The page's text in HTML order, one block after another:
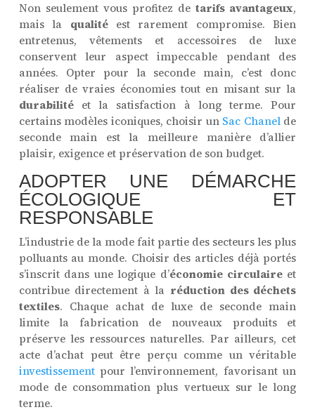
Non seulement vous profitez detarifs avantageux,
mais la qualitéest rarement compromise. Bien
entretenus, vêtements et accessoires de luxe
conservent leur aspect impeccable pendant des
années. Opter pour la seconde main, c’est donc
réaliser de vraies économies tout en misant sur la
durabilitéet la satisfaction à long terme. Pour
certains modèles iconiques, choisir un Sac Chanelde
seconde main est la meilleure manière d’allier
plaisir, exigence et préservation de son budget.
ADOPTER UNE DÉMARCHE
ÉCOLOGIQUE ET
RESPONSABLE
L’industrie de la mode fait partie des secteurs les plus
polluants au monde. Choisir des articles déjà portés
s’inscrit dans une logique d’économie circulaireet
contribue directement à la réduction des déchets
textiles. Chaque achat de luxe de seconde main
limite la fabrication de nouveaux produits et
préserve les ressources naturelles. Par ailleurs, cet
acte d’achat peut être perçu comme un véritable
investissementpour l’environnement, favorisant un
mode de consommation plus vertueux sur le long
terme.